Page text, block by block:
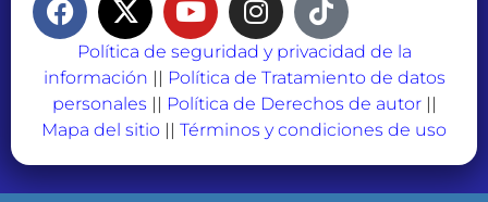
Política de seguridad y privacidad de la
información || Política de Tratamiento de datos
personales || Política de Derechos de autor||
Mapa del sitio || Términos y condiciones de uso